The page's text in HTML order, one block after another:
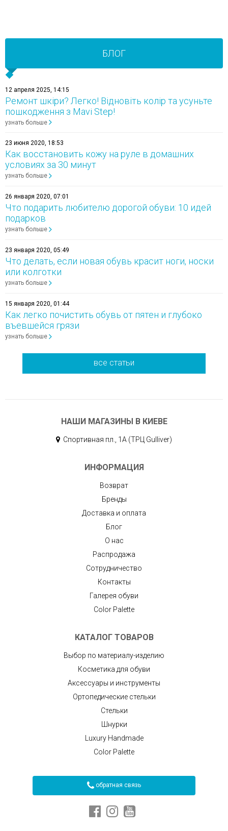
БЛОГ
12 апреля 2025, 14:15
Ремонт шкіри? Легко! Відновіть колір та усуньте
пошкодження з Mavi Step!
узнать больше
23 июня 2020, 18:53
Как восстановить кожу на руле в домашних
условиях за 30 минут
узнать больше
26 января 2020, 07:01
Что подарить любителю дорогой обуви: 10 идей
подарков
узнать больше
23 января 2020, 05:49
Что делать, если новая обувь красит ноги, носки
или колготки
узнать больше
15 января 2020, 01:44
Как легко почистить обувь от пятен и глубоко
въевшейся грязи
узнать больше
все статьи
НАШИ МАГАЗИНЫ В КИЕВЕ
Спортивная пл., 1А (ТРЦ Gulliver)
ИНФОРМАЦИЯ
Возврат
Бренды
Доставка и оплата
Блог
О нас
Распродажа
Сотрудничество
Контакты
Галерея обуви
Color Palette
КАТАЛОГ ТОВАРОВ
Выбор по материалу-изделию
Косметика для обуви
Аксессуары и инструменты
Ортопедические стельки
Стельки
Шнурки
Luxury Handmade
Color Palette
обратная связь